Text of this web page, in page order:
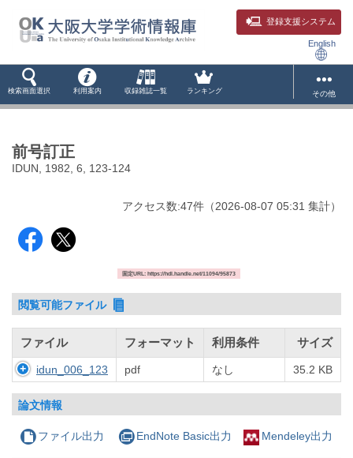
登録支援システム
English
検索画面選択 利用案内 収録雑誌一覧 ランキング その他
前号訂正
IDUN, 1982, 6, 123-124
アクセス数:47件 （2026-08-07 05:31 集計）
固定URL: https://hdl.handle.net/11094/95873
閲覧可能ファイル
ファイル フォーマット 利用条件 サイズ
idun_006_123 pdf なし 35.2 KB
論文情報
ファイル出力 EndNote Basic出力 Mendeley出力